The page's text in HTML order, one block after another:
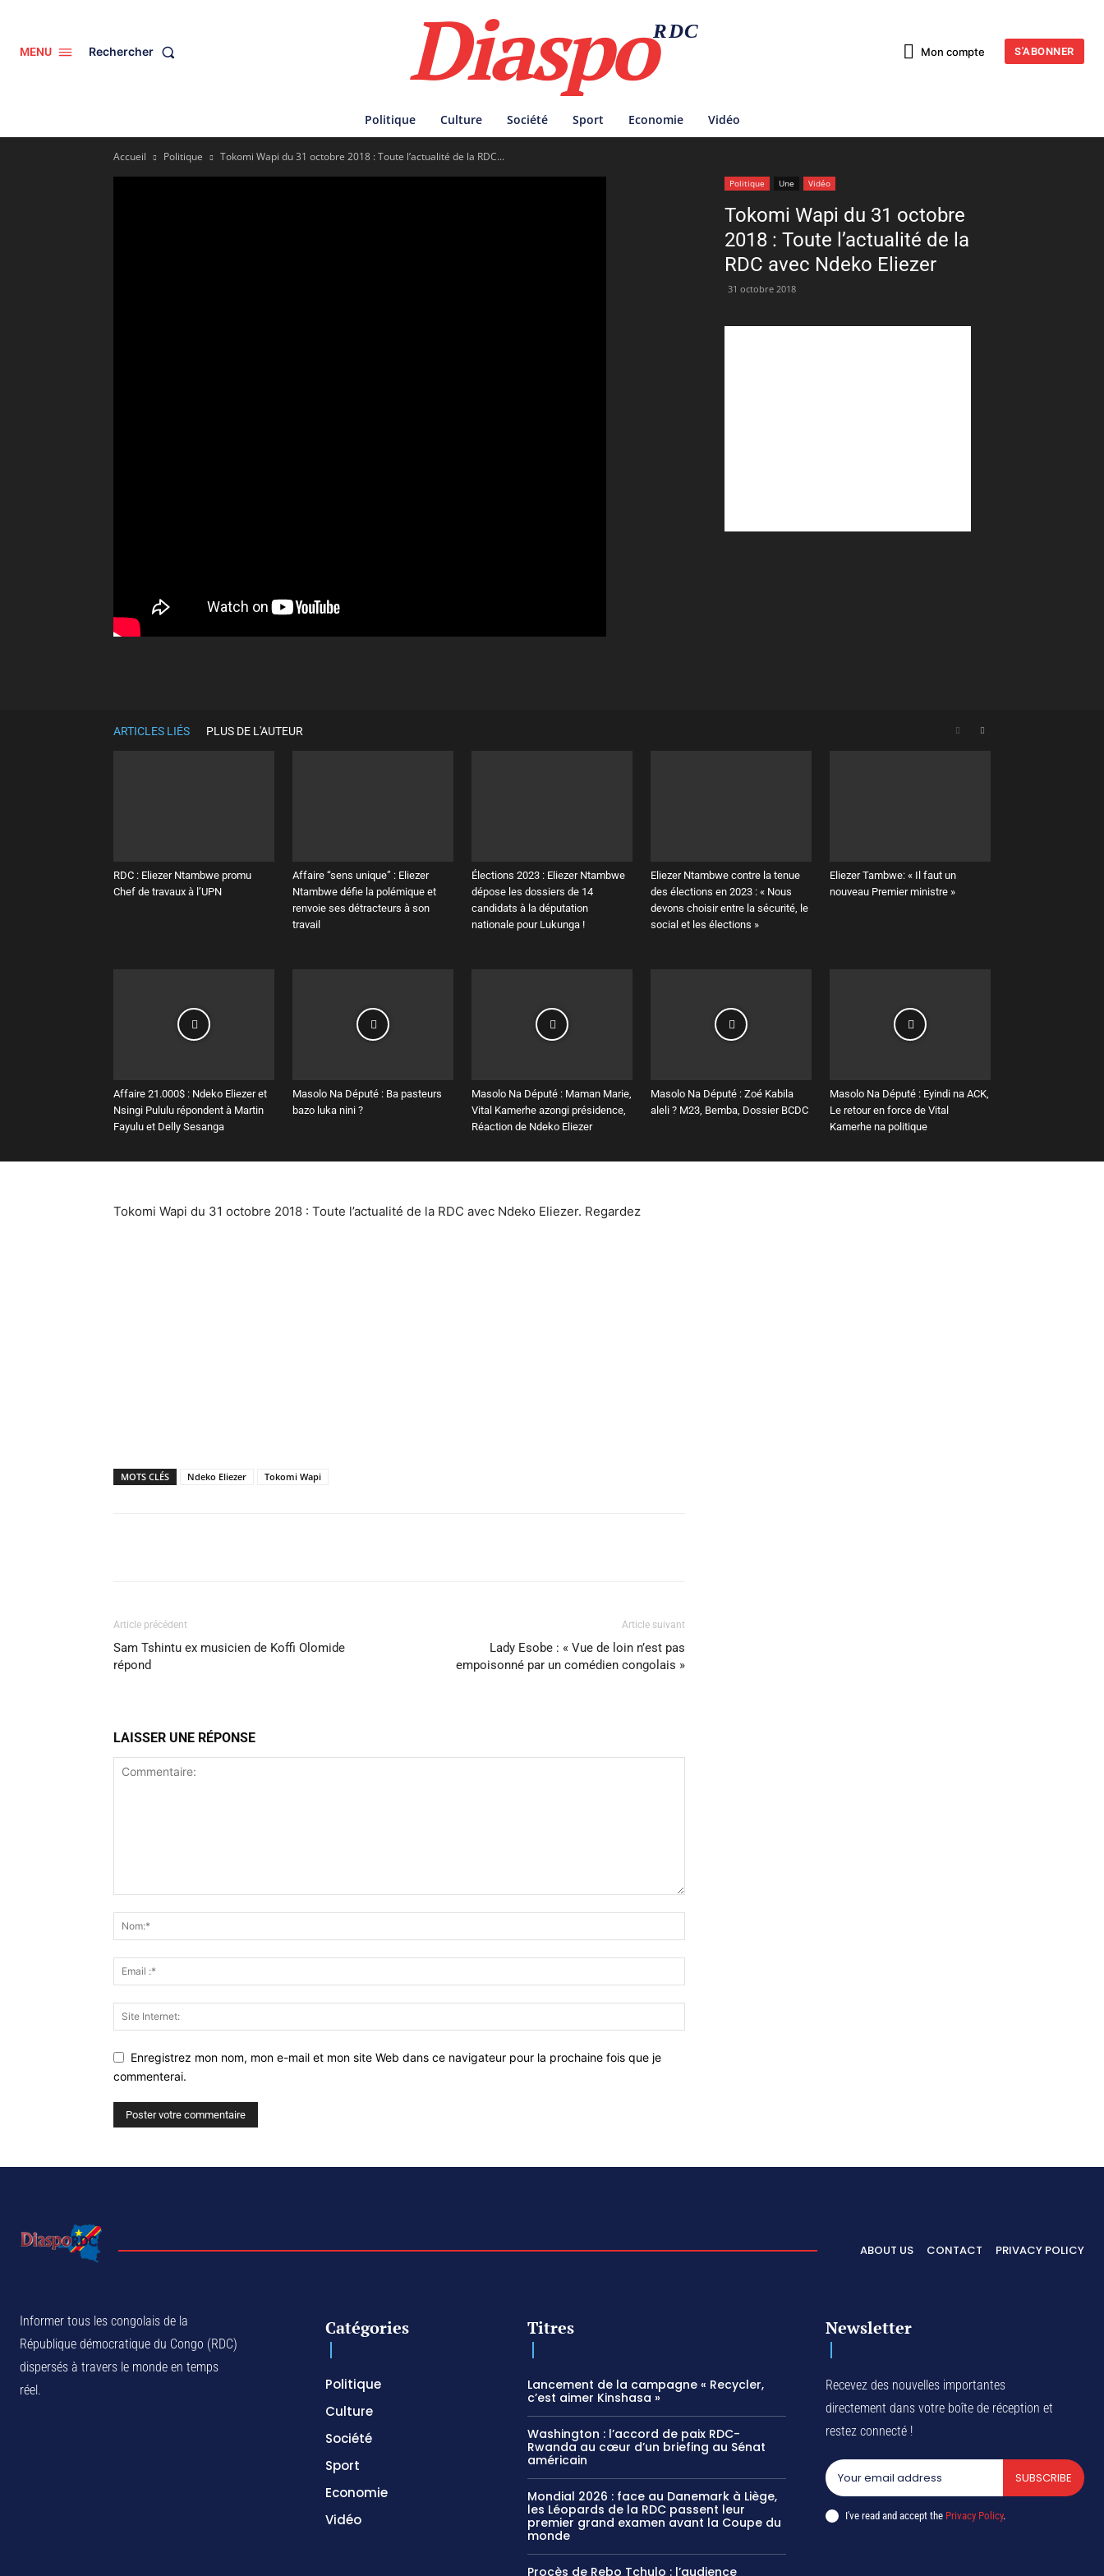
MENU Rechercher DiaspoRDC
Mon compte S'ABONNER
Politique Culture Société Sport Economie Vidéo
Accueil Politique Tokomi Wapi du 31 octobre 2018 : Toute l’actualité de la RDC...
Politique Une Vidéo
Tokomi Wapi du 31 octobre
2018 : Toute l’actualité de la
RDC avec Ndeko Eliezer
31 octobre 2018
ARTICLES LIÉS PLUS DE L'AUTEUR
RDC : Eliezer Ntambwe promu
Chef de travaux à l’UPN
Affaire “sens unique” : Eliezer
Ntambwe défie la polémique et
renvoie ses détracteurs à son
travail
Élections 2023 : Eliezer Ntambwe
dépose les dossiers de 14
candidats à la députation
nationale pour Lukunga !
Eliezer Ntambwe contre la tenue
des élections en 2023 : « Nous
devons choisir entre la sécurité, le
social et les élections »
Eliezer Tambwe: « Il faut un
nouveau Premier ministre »
Affaire 21.000$ : Ndeko Eliezer et
Nsingi Pululu répondent à Martin
Fayulu et Delly Sesanga
Masolo Na Député : Ba pasteurs
bazo luka nini ?
Masolo Na Député : Maman Marie,
Vital Kamerhe azongi présidence,
Réaction de Ndeko Eliezer
Masolo Na Député : Zoé Kabila
aleli ? M23, Bemba, Dossier BCDC
Masolo Na Député : Eyindi na ACK,
Le retour en force de Vital
Kamerhe na politique
Tokomi Wapi du 31 octobre 2018 : Toute l’actualité de la RDC avec Ndeko Eliezer. Regardez
MOTS CLÉS Ndeko Eliezer Tokomi Wapi
Article précédent
Sam Tshintu ex musicien de Koffi Olomide
répond
Article suivant
Lady Esobe : « Vue de loin n’est pas
empoisonné par un comédien congolais »
LAISSER UNE RÉPONSE
Enregistrez mon nom, mon e-mail et mon site Web dans ce navigateur pour la prochaine fois que je
commenterai.
ABOUT US CONTACT PRIVACY POLICY
Informer tous les congolais de la
République démocratique du Congo (RDC)
dispersés à travers le monde en temps
réel.
Catégories
Politique
Culture
Société
Sport
Economie
Vidéo
Titres
Lancement de la campagne « Recycler,
c’est aimer Kinshasa »
Washington : l’accord de paix RDC-
Rwanda au cœur d’un briefing au Sénat
américain
Mondial 2026 : face au Danemark à Liège,
les Léopards de la RDC passent leur
premier grand examen avant la Coupe du
monde
Procès de Rebo Tchulo : l’audience
Newsletter
Recevez des nouvelles importantes
directement dans votre boîte de réception et
restez connecté !
SUBSCRIBE
I've read and accept the Privacy Policy.